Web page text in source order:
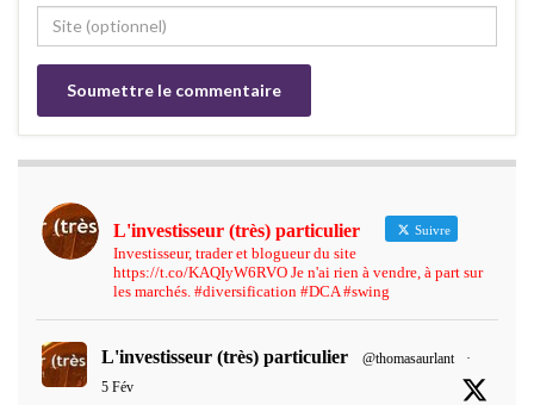
L'investisseur (très) particulier Suivre
Investisseur, trader et blogueur du site
https://t.co/KAQIyW6RVO Je n'ai rien à vendre, à part sur
les marchés. #diversification #DCA #swing
L'investisseur (très) particulier @thomasaurlant
·
5 Fév